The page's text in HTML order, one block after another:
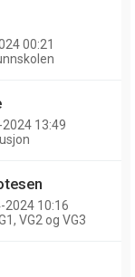
00:21
13:49
2024 10:16
VG2 og VG3